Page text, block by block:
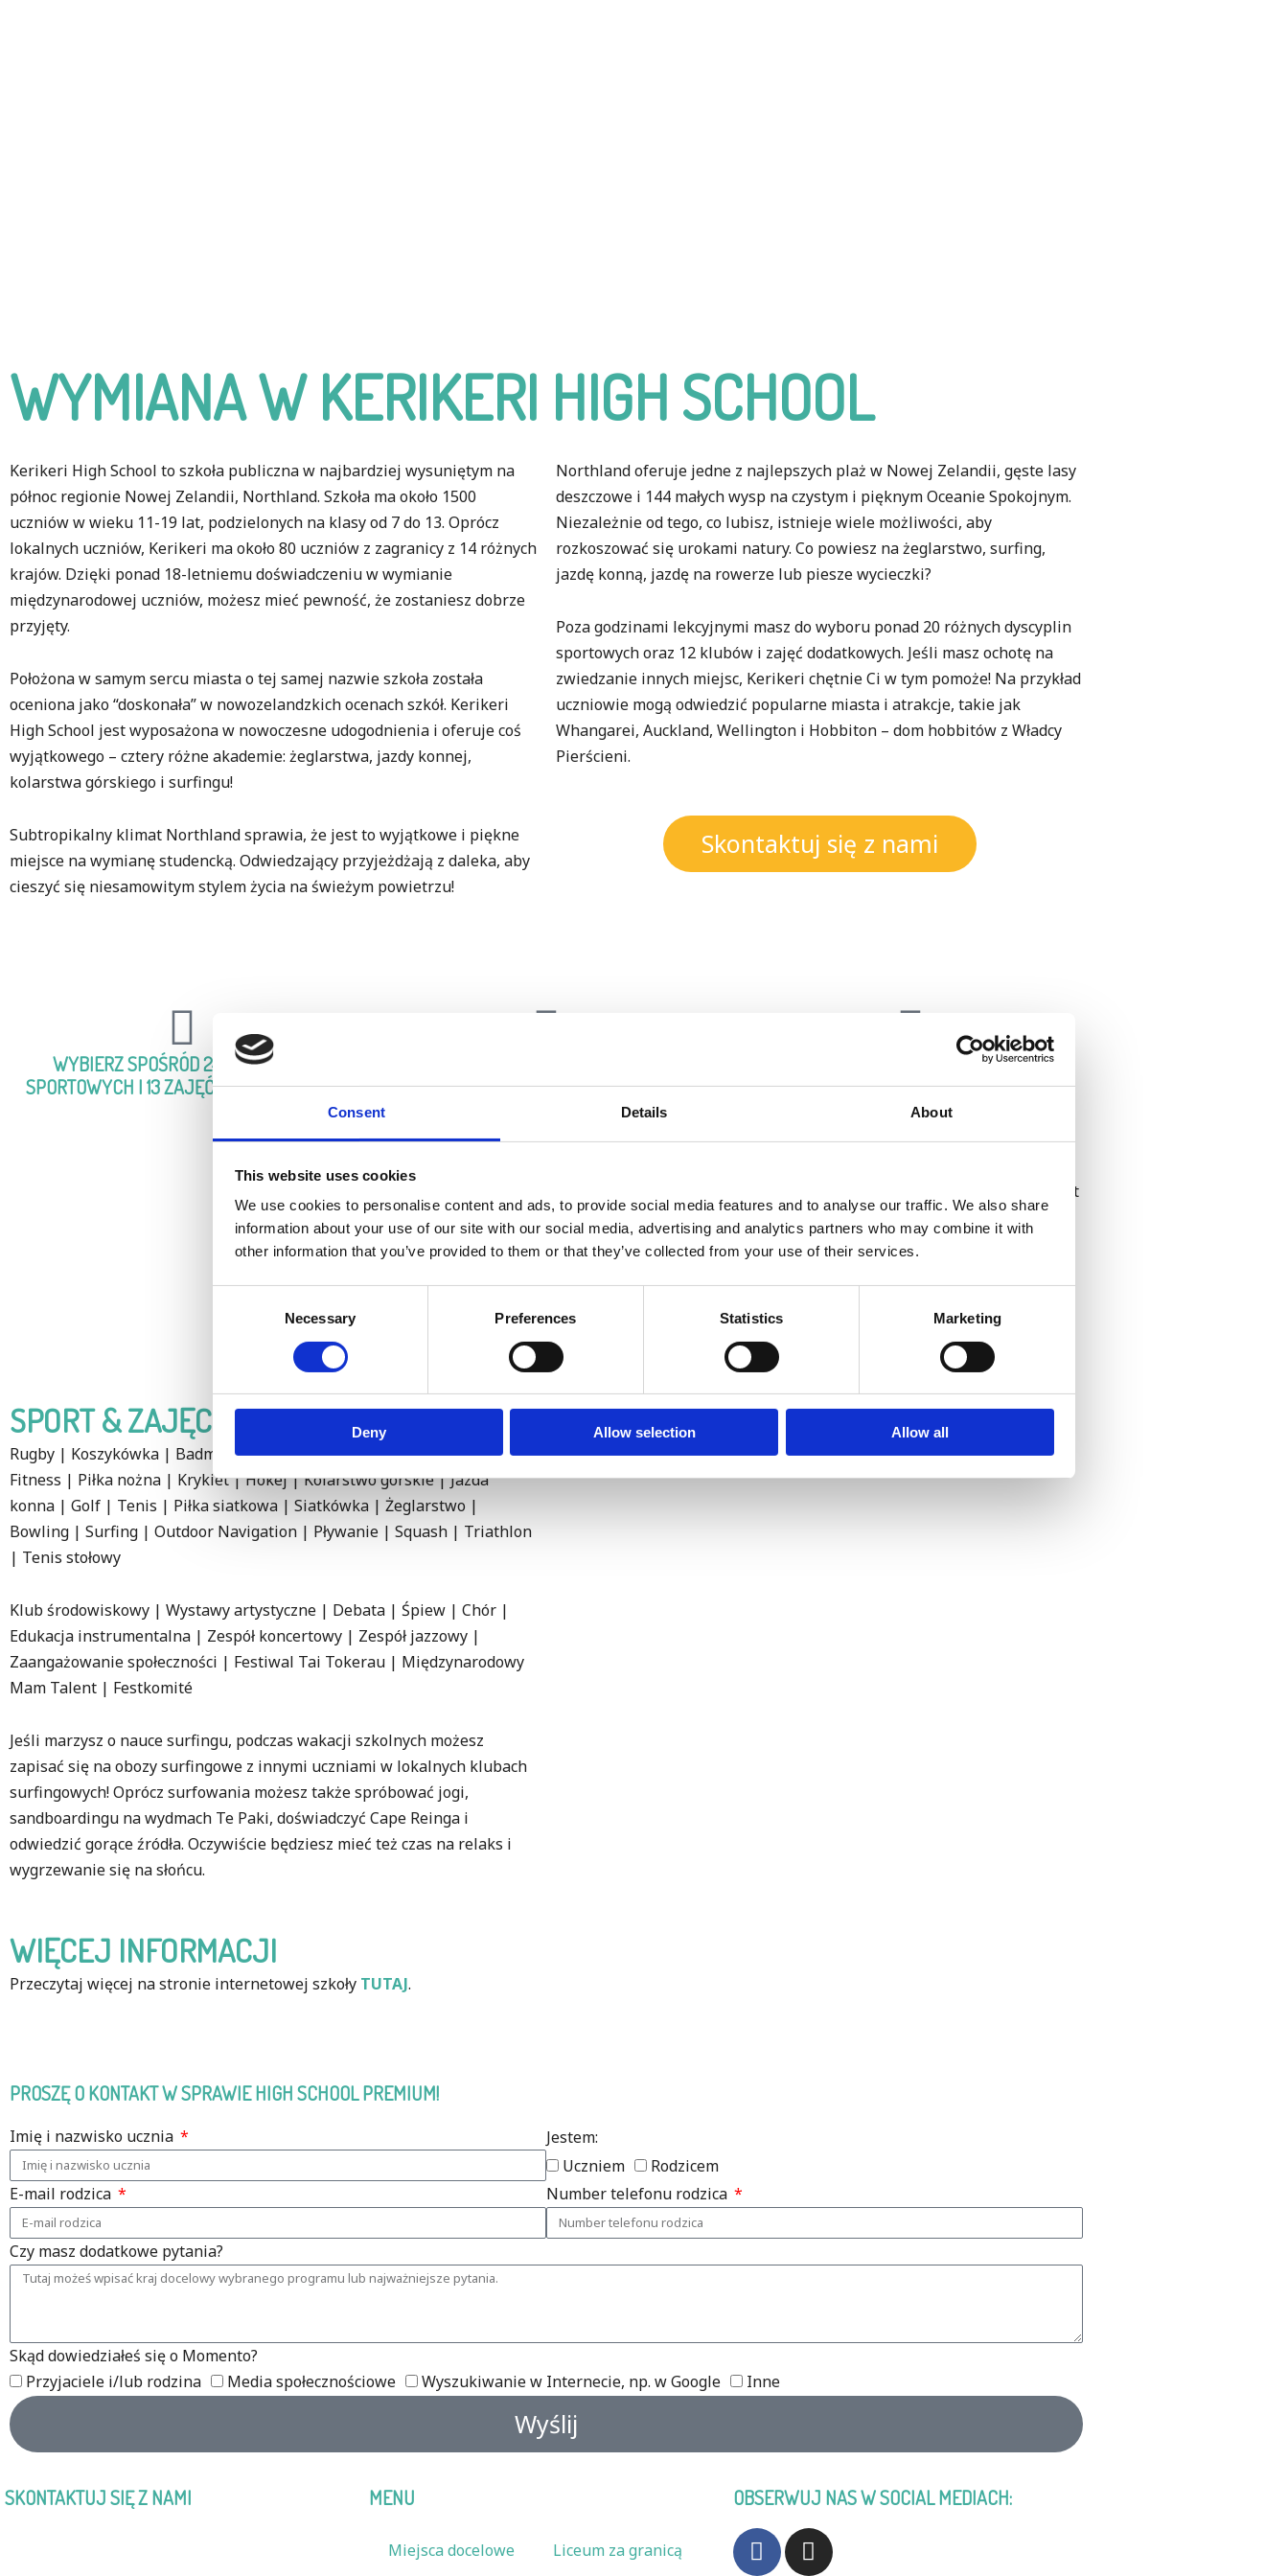
Consent Details About
This website uses cookies
We use cookies to personalise content and ads, to provide social media features and to analyse our traffic. We also share
information about your use of our site with our social media, advertising and analytics partners who may combine it with
other information that you’ve provided to them or that they’ve collected from your use of their services.
Necessary Preferences Statistics Marketing
Deny Allow selection Allow all
WYMIANA W KERIKERI HIGH SCHOOL
Kerikeri High School to szkoła publiczna w najbardziej wysuniętym na
północ regionie Nowej Zelandii, Northland. Szkoła ma około 1500
uczniów w wieku 11-19 lat, podzielonych na klasy od 7 do 13. Oprócz
lokalnych uczniów, Kerikeri ma około 80 uczniów z zagranicy z 14 różnych
krajów. Dzięki ponad 18-letniemu doświadczeniu w wymianie
międzynarodowej uczniów, możesz mieć pewność, że zostaniesz dobrze
przyjęty.
Położona w samym sercu miasta o tej samej nazwie szkoła została
oceniona jako “doskonała” w nowozelandzkich ocenach szkół. Kerikeri
High School jest wyposażona w nowoczesne udogodnienia i oferuje coś
wyjątkowego – cztery różne akademie: żeglarstwa, jazdy konnej,
kolarstwa górskiego i surfingu!
Subtropikalny klimat Northland sprawia, że jest to wyjątkowe i piękne
miejsce na wymianę studencką. Odwiedzający przyjeżdżają z daleka, aby
cieszyć się niesamowitym stylem życia na świeżym powietrzu!
Northland oferuje jedne z najlepszych plaż w Nowej Zelandii, gęste lasy
deszczowe i 144 małych wysp na czystym i pięknym Oceanie Spokojnym.
Niezależnie od tego, co lubisz, istnieje wiele możliwości, aby
rozkoszować się urokami natury. Co powiesz na żeglarstwo, surfing,
jazdę konną, jazdę na rowerze lub piesze wycieczki?
Poza godzinami lekcyjnymi masz do wyboru ponad 20 różnych dyscyplin
sportowych oraz 12 klubów i zajęć dodatkowych. Jeśli masz ochotę na
zwiedzanie innych miejsc, Kerikeri chętnie Ci w tym pomoże! Na przykład
uczniowie mogą odwiedzić popularne miasta i atrakcje, takie jak
Whangarei, Auckland, Wellington i Hobbiton – dom hobbitów z Władcy
Pierścieni.
Skontaktuj się z nami
WYBIERZ SPOŚRÓD 24 DYSCYPLIN
SPORTOWYCH I 13 ZAJĘĆ DODATKOWYCH
GÓRSKIE I SURFING
ODKRYJ NAJLEPSZE PLAŻE W NOWEJ
ZELANDII
Obowiązkowe: angielski i matematyka + 4-5 przedmiotów do wyboru: Art
| Design | Photography | Car Mechanics | Biology | Business Studies |
Chemistry | Visual Communication | Digital Technology | Drama |
Social Studies | Spanish | Engineering | Robotics | Maori | Tourism.
SPORT & ZAJĘCIA DODATKOWE
Rugby | Koszykówka | Badminton | Lekkoatletyka | Biegi przełajowe |
Fitness | Piłka nożna | Krykiet | Hokej | Kolarstwo górskie | Jazda
konna | Golf | Tenis | Piłka siatkowa | Siatkówka | Żeglarstwo |
Bowling | Surfing | Outdoor Navigation | Pływanie | Squash | Triathlon
| Tenis stołowy
Klub środowiskowy | Wystawy artystyczne | Debata | Śpiew | Chór |
Edukacja instrumentalna | Zespół koncertowy | Zespół jazzowy |
Zaangażowanie społeczności | Festiwal Tai Tokerau | Międzynarodowy
Mam Talent | Festkomité
Jeśli marzysz o nauce surfingu, podczas wakacji szkolnych możesz
zapisać się na obozy surfingowe z innymi uczniami w lokalnych klubach
surfingowych! Oprócz surfowania możesz także spróbować jogi,
sandboardingu na wydmach Te Paki, doświadczyć Cape Reinga i
odwiedzić gorące źródła. Oczywiście będziesz mieć też czas na relaks i
wygrzewanie się na słońcu.
WIĘCEJ INFORMACJI
Przeczytaj więcej na stronie internetowej szkoły TUTAJ.
PROSZĘ O KONTAKT W SPRAWIE HIGH SCHOOL PREMIUM!
Imię i nazwisko ucznia
Jestem:
Uczniem
Rodzicem
E-mail rodzica
Number telefonu rodzica
Czy masz dodatkowe pytania?
Skąd dowiedziałeś się o Momento?
Przyjaciele i/lub rodzina
Media społecznościowe Wyszukiwanie w Internecie, np. w Google Inne
Wyślij
SKONTAKTUJ SIĘ Z NAMI MENU
Miejsca docelowe Liceum za granicą
OBSERWUJ NAS W SOCIAL MEDIACH:
F
a
I
n